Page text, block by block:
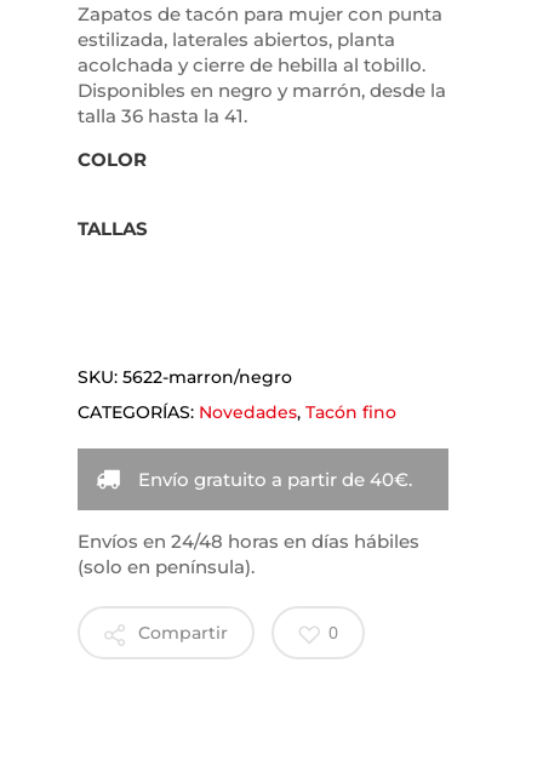
Zapatos de tacón para mujer con punta
estilizada, laterales abiertos, planta
acolchada y cierre de hebilla al tobillo.
Disponibles en negro y marrón, desde la
talla 36 hasta la 41.
COLOR
TALLAS
SKU: 5622-marron/negro
CATEGORÍAS: Novedades, Tacón fino
Envío gratuito a partir de 40€.
Envíos en 24/48 horas en días hábiles
(solo en península).
Compartir 0